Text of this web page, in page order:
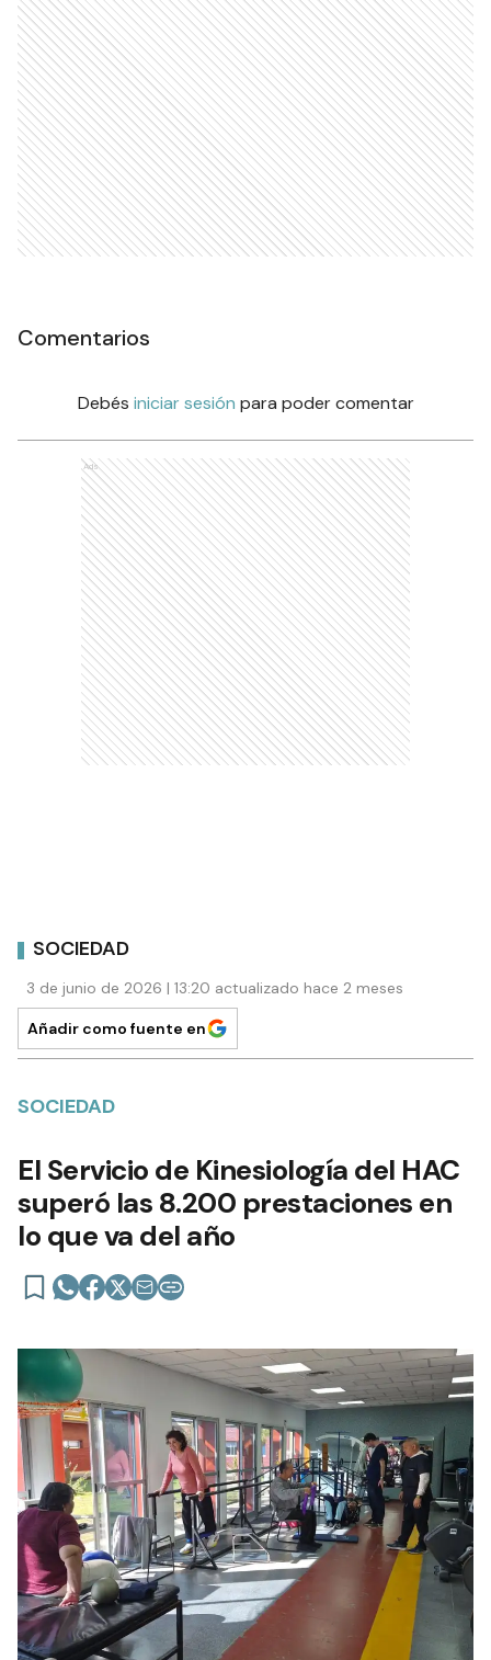
Comentarios
Debés iniciar sesión para poder comentar
Ads
SOCIEDAD
3 de junio de 2026 | 13:20 actualizado hace 2 meses
Añadir como fuente en
SOCIEDAD
El Servicio de Kinesiología del HAC
superó las 8.200 prestaciones en
lo que va del año